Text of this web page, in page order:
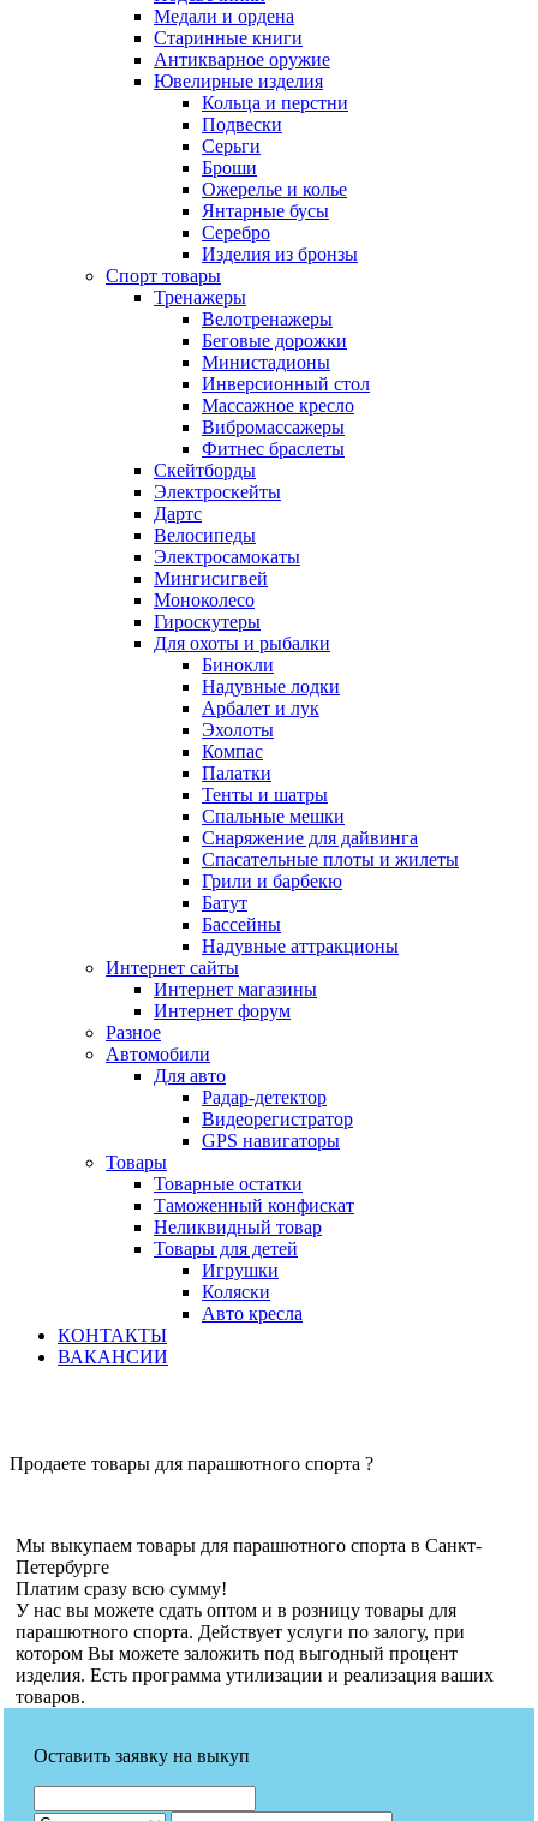
Медали и ордена
Старинные книги
Антикварное оружие
Ювелирные изделия
Кольца и перстни
Подвески
Серьги
Броши
Ожерелье и колье
Янтарные бусы
Серебро
Изделия из бронзы
Спорт товары
Тренажеры
Велотренажеры
Беговые дорожки
Министадионы
Инверсионный стол
Массажное кресло
Вибромассажеры
Фитнес браслеты
Скейтборды
Электроскейты
Дартс
Велосипеды
Электросамокаты
Мингисигвей
Моноколесо
Гироскутеры
Для охоты и рыбалки
Бинокли
Надувные лодки
Арбалет и лук
Эхолоты
Компас
Палатки
Тенты и шатры
Спальные мешки
Снаряжение для дайвинга
Спасательные плоты и жилеты
Грили и барбекю
Батут
Бассейны
Надувные аттракционы
Интернет сайты
Интернет магазины
Интернет форум
Разное
Автомобили
Для авто
Радар-детектор
Видеорегистратор
GPS навигаторы
Товары
Товарные остатки
Таможенный конфискат
Неликвидный товар
Товары для детей
Игрушки
Коляски
Авто кресла
КОНТАКТЫ
ВАКАНСИИ
Продаете товары для парашютного спорта ?
Мы выкупаем товары для парашютного спорта в Санкт-
Петербурге
Платим сразу всю сумму!
У нас вы можете сдать оптом и в розницу товары для
парашютного спорта. Действует услуги по залогу, при
котором Вы можете заложить под выгодный процент
изделия. Есть программа утилизации и реализация ваших
товаров.
Оставить заявку на выкуп